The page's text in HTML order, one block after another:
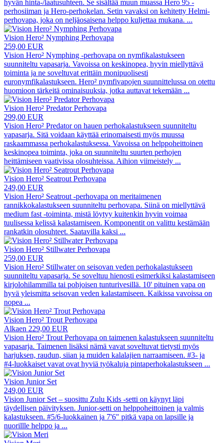
hyvän hinta-/laatusuhteen. Se sisältää muun muassa Hero 95 -
perhosiiman ja Hero-perhokelan. Setin vavaksi on kehitetty Helmi-
perhovapa, joka on neljäosaisena helppo kuljettaa mukana. ...
Vision Hero² Nymphing Perhovapa
259,00 EUR
Vision Hero² Nymphing -perhovapa on nymfikalastukseen
suunniteltu vapasarja. Vavoissa on keskinopea, hyvin miellyttävä
toiminta ja ne soveltuvat erittäin monipuolisesti
euronymfikalastukseen. Hero² nymfivapojen suunnittelussa on otettu
huomioon tärkeitä ominaisuuksia, jotka auttavat tekemään ...
Vision Hero² Predator Perhovapa
299,00 EUR
Vision Hero² Predator on hauen perhokalastukseen suunniteltu
vapasarja. Sitä voidaan käyttää erinomaisesti myös muussa
raskaammassa perhokalastuksessa. Vavoissa on helppoheittoinen
keskinopea toiminta, joka on suunniteltu suurten perhojen
heittämiseen vaativissa olosuhteissa. Aihion viimeistely ...
Vision Hero² Seatrout Perhovapa
249,00 EUR
Vision Hero² Seatrout -perhovapa on meritaimenen
rannikkokalastukseen suunniteltu perhovapa. Siinä on miellyttävä
medium fast -toiminta, mistä löytyy kuitenkin hyvin voimaa
tuulisessa kelissä kalastamiseen. Komponentit on valittu kestämään
rankatkin olosuhteet. Saatavilla kaksi ...
Vision Hero² Stillwater Perhovapa
259,00 EUR
Vision Hero² Stillwater on seisovan veden perhokalastukseen
suunniteltu vapasarja. Se soveltuu hienosti esimerkiksi kalastamiseen
kirjolohilammilla tai pohjoisen tunturivesillä. 10' pituinen vapa on
hyvä yleismitta seisovan veden kalastamiseen. Kaikissa vavoissa on
nopea ...
Vision Hero² Trout Perhovapa
Alkaen 229,00 EUR
Vision Hero² Trout Perhovapa on taimenen kalastukseen suunniteltu
vapasarja. Taimenen lisäksi nämä vavat soveltuvat tietysti myös
harjuksen, raudun, siian ja muiden kalalajien narraamiseen. #3- ja
#4-luokkaiset vavat ovat hyviä työkaluja pintaperhokalastukseen ...
Vision Junior Set
249,00 EUR
Vision Junior Set – suosittu Zulu Kids -setti on käynyt läpi
täydellisen päivityksen. Junior-setti on helppoheittoinen ja valmis
kalastukseen. #5/6-luokkainen ja 7'6" pitkä vapa on lapsille ja
nuorillle helppo ja ...